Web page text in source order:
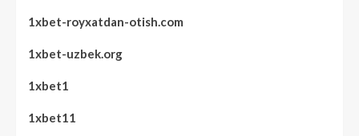
1xbet-royxatdan-otish.com
1xbet-uzbek.org
1xbet1
1xbet11